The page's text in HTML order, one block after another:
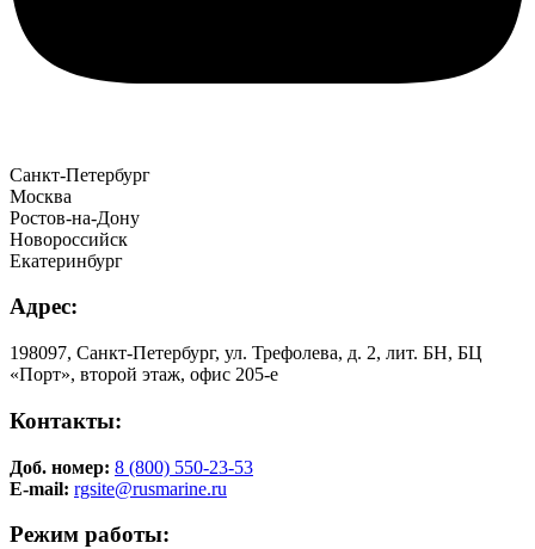
Санкт-Петербург
Москва
Ростов-на-Дону
Новороссийск
Екатеринбург
Адрес:
198097, Санкт-Петербург, ул. Трефолева, д. 2, лит. БН, БЦ
«Порт», второй этаж, офис 205-е
Контакты:
Доб. номер: 8 (800) 550-23-53
E-mail: rgsite@rusmarine.ru
Режим работы: